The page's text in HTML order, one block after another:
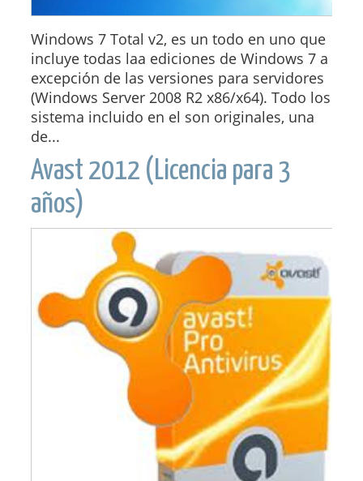
Windows 7 Total v2, es un todo en uno que
incluye todas laa ediciones de Windows 7 a
excepción de las versiones para servidores
(Windows Server 2008 R2 x86/x64). Todo los
sistema incluido en el son originales, una
de...
Avast 2012 (Licencia para 3
años)